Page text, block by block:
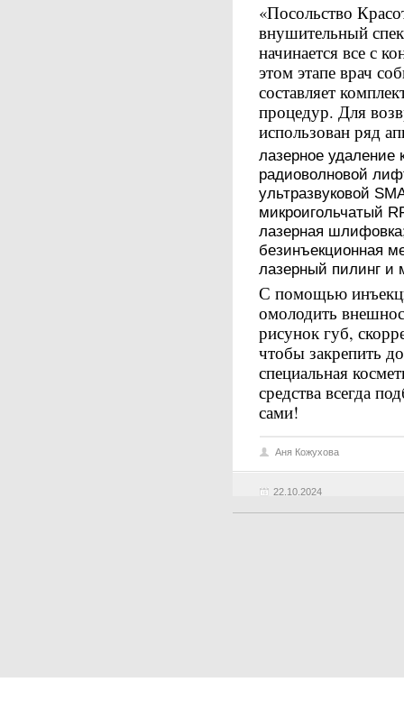
«Посольство
внушительный
начинается все с
этом этапе врач
составляет
процедур. Для
использован ряд
лазерное удаление
радиоволновой
ультразвуковой
микроигольчатый
лазерная
безинъекционная
лазерный пилинг и
С помощью
омолодить
рисунок губ,
чтобы закрепить
специальная
средства всегда
сами!
22.10.2024
Аня Кожухова